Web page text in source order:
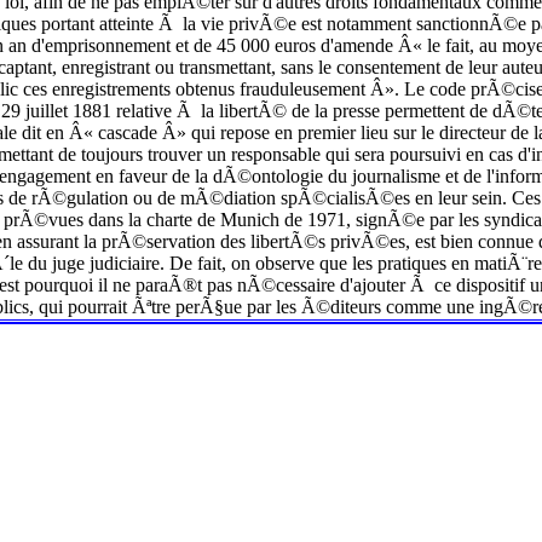
portant atteinte Ã la vie privÃ©e est notamment sanctionnÃ©e
an d'emprisonnement et de 45 000 euros d'amende Â« le fait, au
enregistrant ou transmettant, sans le consentement de leur
ces enregistrements obtenus frauduleusement Â». Le code
juillet 1881 relative Ã la libertÃ© de la presse permettent de
dit en Â« cascade Â» qui repose en premier lieu sur le directeur
de toujours trouver un responsable qui sera poursuivi en cas
en faveur de la dÃ©ontologie du journalisme et de
de rÃ©gulation ou de mÃ©diation spÃ©cialisÃ©es en leur sein.
dans la charte de Munich de 1971, signÃ©e par les
assurant la prÃ©servation des libertÃ©s privÃ©es, est bien
du juge judiciaire. De fait, on observe que les pratiques en
pourquoi il ne paraÃ®t pas nÃ©cessaire d'ajouter Ã ce
qui pourrait Ãªtre perÃ§ue par les Ã©diteurs comme une